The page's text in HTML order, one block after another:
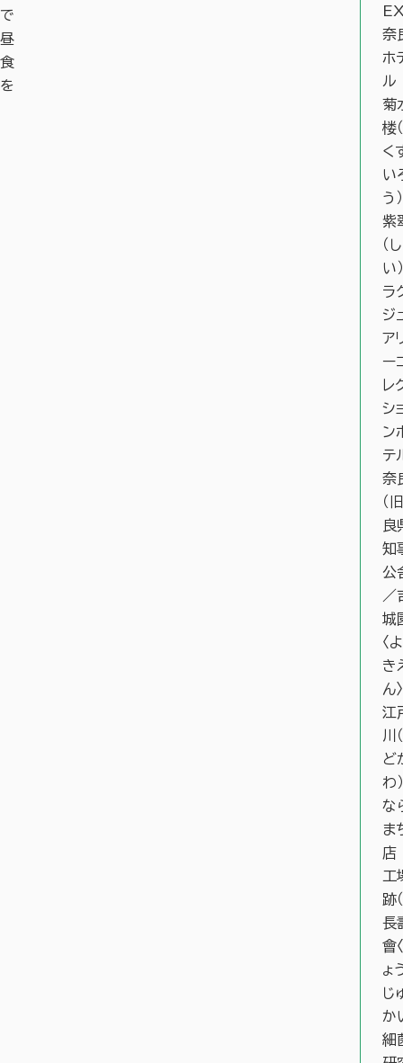
で
昼
食
を
奈
ホ
ル
菊
楼
く
い
う）
紫
（
い）
ラ
ジ
ア
ー
レ
シ
ン
テ
奈
（
良
知
公
／
城
〈
き
ん
江
川
ど
わ）
な
ま
店
工
跡
長
會
ょ
じ
か
細